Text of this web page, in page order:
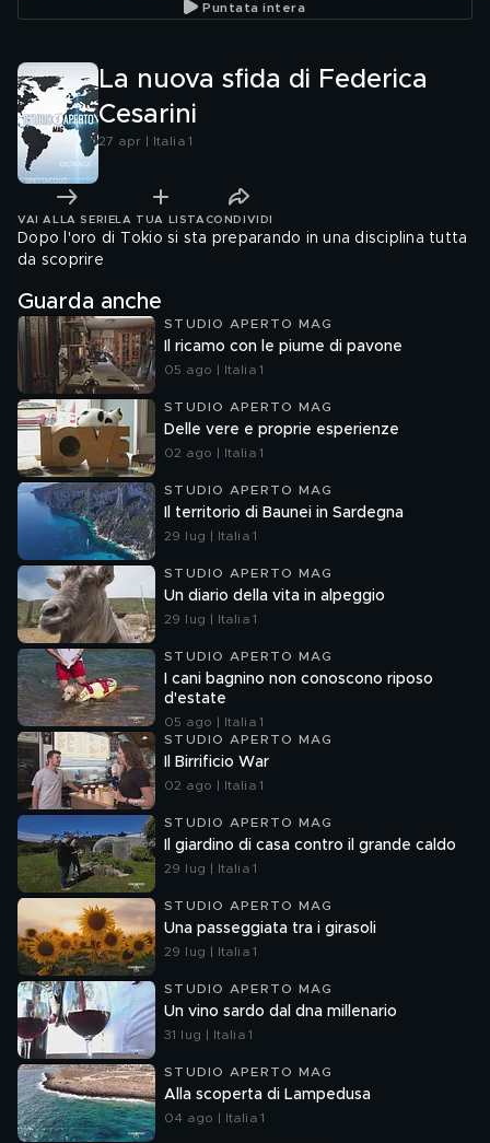
Puntata intera
La nuova sfida di Federica
Cesarini
27 apr | Italia 1
VAI ALLA SERIE LA TUA LISTA CONDIVIDI
Dopo l'oro di Tokio si sta preparando in una disciplina tutta
da scoprire
Guarda anche
STUDIO APERTO MAG
Il ricamo con le piume di pavone
05 ago | Italia 1
STUDIO APERTO MAG
Delle vere e proprie esperienze
02 ago | Italia 1
STUDIO APERTO MAG
Il territorio di Baunei in Sardegna
29 lug | Italia 1
STUDIO APERTO MAG
Un diario della vita in alpeggio
29 lug | Italia 1
STUDIO APERTO MAG
I cani bagnino non conoscono riposo
d'estate
05 ago | Italia 1
STUDIO APERTO MAG
Il Birrificio War
02 ago | Italia 1
STUDIO APERTO MAG
Il giardino di casa contro il grande caldo
29 lug | Italia 1
STUDIO APERTO MAG
Una passeggiata tra i girasoli
29 lug | Italia 1
STUDIO APERTO MAG
Un vino sardo dal dna millenario
31 lug | Italia 1
STUDIO APERTO MAG
Alla scoperta di Lampedusa
04 ago | Italia 1